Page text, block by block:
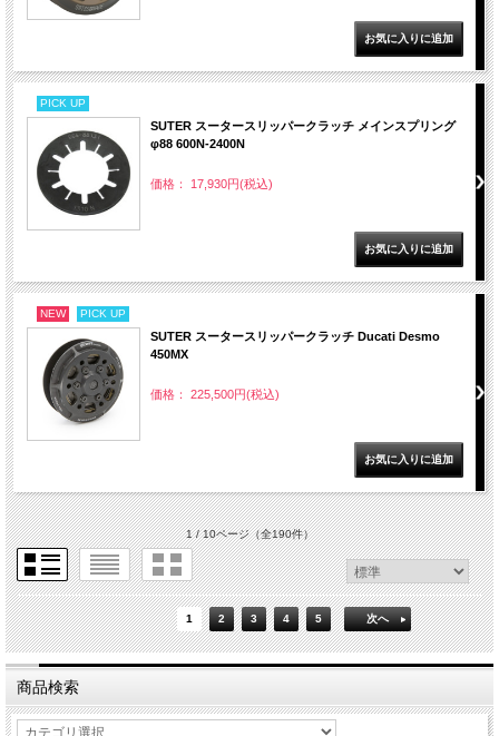
PICK UP
SUTER スータースリッパークラッチ メインスプリング
φ88 600N-2400N
価格： 17,930円(税込)
NEW PICK UP
SUTER スータースリッパークラッチ Ducati Desmo
450MX
価格： 225,500円(税込)
1 / 10ページ（全190件）
1 2 3 4 5 次へ
商品検索